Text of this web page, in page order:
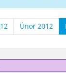
Únor 2012